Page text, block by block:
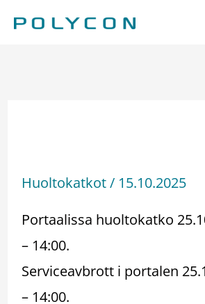
Huoltokatkot/ 15.10.2025
Portaalissa huoltokatko
– 14:00.
Serviceavbrott i portalen
– 14:00.